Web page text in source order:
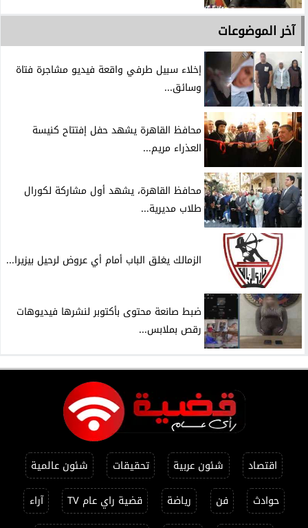
آخر الموضوعات
إخلاء سبيل طرفي واقعة فيديو مشاجرة فتاة
وسائق...
محافظ القاهرة يشهد حفل إفتتاح كنيسة
العذراء مريم...
محافظ القاهرة، يشهد أول مشاركة لكورال
طلاب مديرية...
الزمالك يغلق الباب أمام أي عروض لرحيل بيزيرا...
ضبط صانعة محتوى بأكتوبر لنشرها فيديوهات
رقص بملابس...
اقتصاد شئون عربية تحقيقات
شئون عالمية
حوادث
فن رياضة قضية راي عام TV
آراء